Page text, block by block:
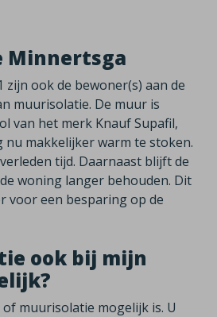
Minnertsga
zijn ook de bewoner(s) aan de
muurisolatie. De muur is
van het merk Knauf Supafil,
nu makkelijker warm te stoken.
tijd. Daarnaast blijft de
woning langer behouden. Dit
voor een besparing op de
ook bij mijn
muurisolatie mogelijk is. U